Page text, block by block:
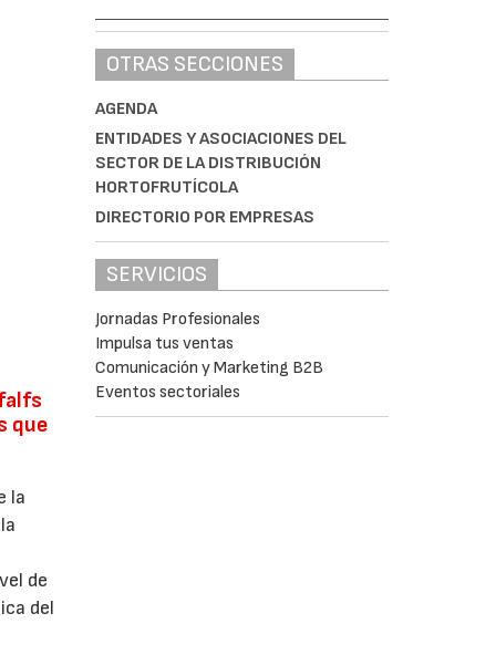
que
la
de
del
OTRAS SECCIONES
AGENDA
ENTIDADES Y ASOCIACIONES DEL
SECTOR DE LA DISTRIBUCIÓN
HORTOFRUTÍCOLA
DIRECTORIO POR EMPRESAS
SERVICIOS
Jornadas Profesionales
Impulsa tus ventas
Comunicación y Marketing B2B
Eventos sectoriales